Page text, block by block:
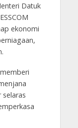
Datuk
ekonomi